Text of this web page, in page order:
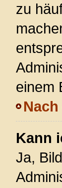
zu
einem
Kann
Ja,